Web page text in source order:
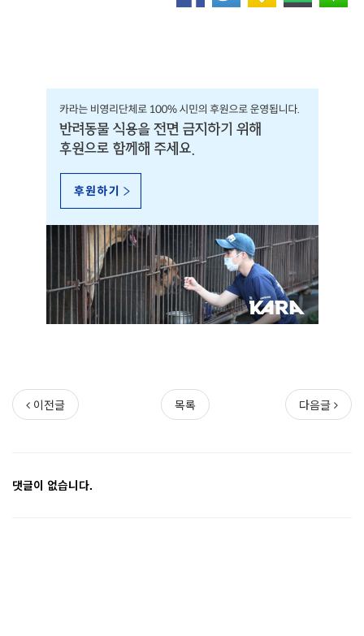
이전글 목록 다음글
댓글이 없습니다.